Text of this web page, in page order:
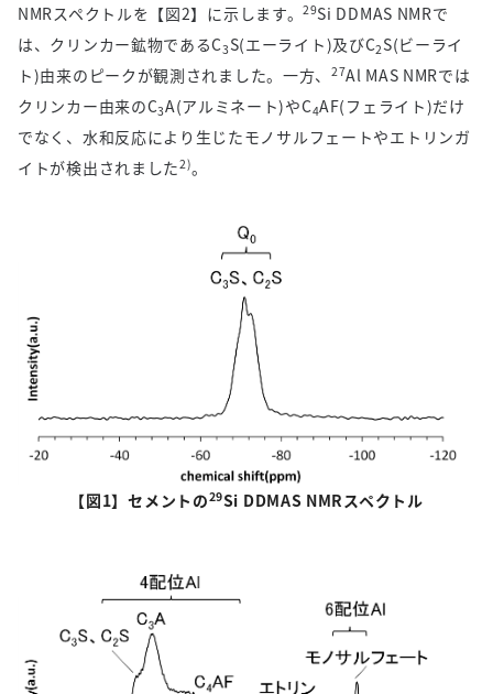
NMRスペクトルを【図2】に示します。29Si DDMAS NMRで
は、クリンカー鉱物であるC3S(エーライト)及びC2S(ビーライ
ト)由来のピークが観測されました。一方、27Al MAS NMRでは
クリンカー由来のC3A(アルミネート)やC4AF( フェライト)だけ
でなく、水和反応により生じたモノサルフェートやエトリンガ
イトが検出されました2)。
【図1】セメントの29Si DDMAS NMRスペクトル